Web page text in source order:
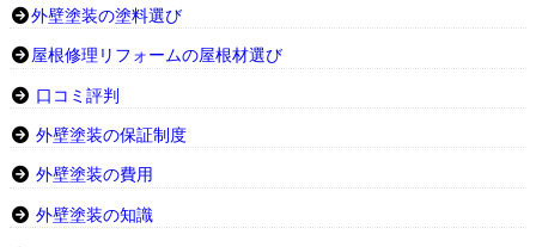
外壁塗装の塗料選び
屋根修理リフォームの屋根材選び
口コミ評判
外壁塗装の保証制度
外壁塗装の費用
外壁塗装の知識